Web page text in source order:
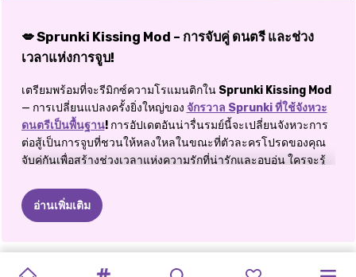
💋 Sprunki Kissing Mod – การจับคู่ ดนตรี และช่วง
เวลาแห่งการจูบ!
เตรียมพร้อมที่จะรีมิกซ์ความโรแมนติกใน Sprunki Kissing Mod
— การเปลี่ยนแปลงครั้งยิ่งใหญ่ของ จักรวาล Sprunki ที่ใช้จังหวะ
ดนตรีเป็นพื้นฐาน!การอัปเดตอันน่ารื่นรมย์นี้จะเปลี่ยนจังหวะการ
ต่อสู้เป็นการจูบที่ชวนให้หลงใหลในขณะที่ตัวละครโปรดของคุณ
จับคู่กันเพื่อสร้างช่วงเวลาแห่งความรักที่น่ารักและอบอุ่น ใครจะรู้
ของ Sprunki หรือเพียงแค่ชื่นชอบความโรแมนติกในแอนิเมชั่น
หวานๆ Mod ที่สร้างสรรค์จินตนาการนี้จะเพิ่มชั้นของการเล่าเรื่อง
มันน่าจูบสุดๆ
อ่านเพิ่มเติม
เกมส์แต่ง โอซี ร้านเสริมสวย
ลดราคา การออกแบบ การแปลงโฉม
เปิดเผยตัวตน เต่าทอง